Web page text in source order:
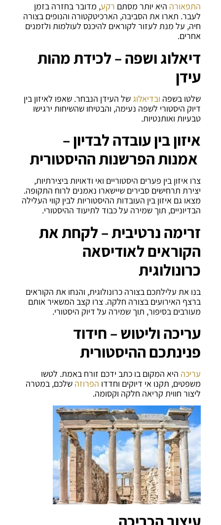
התפאורה היא יותר מסתם רקע, מדובר בחזרה בזמן
לעבר. תארו את הסביבה, הארכיטקטורה והנופים בצורה
חיה, על מנת לעזור לקוראים להיכנס לעולמות ולזמנים
אחרים.
דיאלוג ושפה – לכידת מהות
עידן
שלטו בשפה ובדיאלוגשל העידן הנבחר. שאפו לאיזון בין
דיוק היסטורי לשפה נעימה, והבטיחו שהשיחות ירגישו
טבעיות ואותנטיות.
איזון בין עובדה לבדיון –
אמנות הפרשנות ההיסטורית
צרו איזון בין פערים היסטוריים ואי ודאויות ביצירתיות,
יצירת תרחישים סבירים שיישארו נאמנים לרוח התקופה.
מצאו גם איזון בין העובדות ההיסטוריות לבין קווי העלילה
הבדיוניים, תוך שמירה על כבוד לתיעוד ההיסטורי.
זרימה נרטיבית – לקחת את
הקוראים לאודיסאה
כרונולוגית
בנו את עלילתכם בצורה כרונולוגית, והנחו את הקוראים
ברצף האירועים בצורה חלקה. צרו קצב המשאיר אותם
מעורבים בסיפור, תוך שמירה על דיוק היסטורי.
עריכה וליטוש – חידוד
פנינתכם ההיסטורית
עריכה היא המקום בו כתב ידכם זורח באמת. לטשו
משפטים, תקנו אי דיוקים וחדדו הפרוזה שלכם, במטרה
ליצור חווית קריאה חלקה וקסומה.